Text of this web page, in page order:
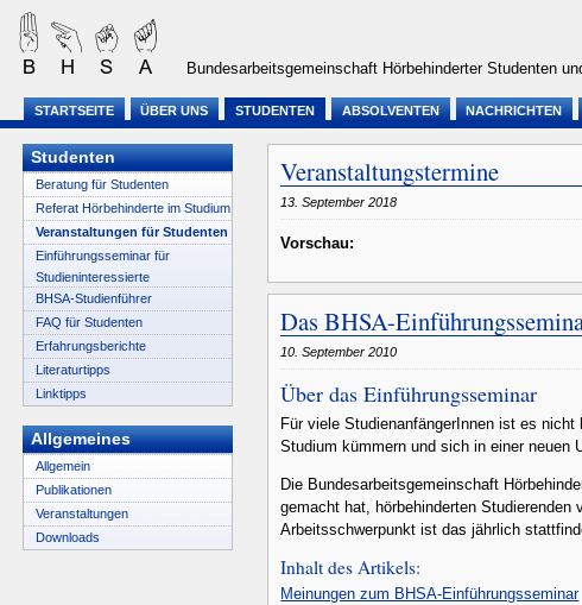
Bundesarbeitsgemeinschaft Hörbehinderter Studenten
STARTSEITE ÜBER UNS STUDENTEN ABSOLVENTEN NACHRICHTEN
Veranstaltungstermine
13. September 2018
Vorschau:
Das BHSA-
10. September 2010
Über das Einführungsseminar
Für viele StudienanfängerInnen ist es
Studium kümmern und sich in einer neuen
Die Bundesarbeitsgemeinschaft
gemacht hat, hörbehinderten
Arbeitsschwerpunkt ist das jährlich
Inhalt des Artikels:
Meinungen zum BHSA-Einführungsseminar
Studenten
Beratung für Studenten
Referat Hörbehinderte im Studium
Veranstaltungen für Studenten
Einführungsseminar für
Studieninteressierte
BHSA-Studienführer
FAQ für Studenten
Erfahrungsberichte
Literaturtipps
Linktipps
Allgemeines
Allgemein
Publikationen
Veranstaltungen
Downloads